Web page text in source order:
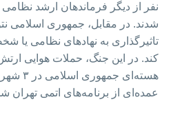
نفر از دیگر فرماندهان ارشد نظامی
شدند. در مقابل، جمهوری اسلامی
تاثیرگذاری به نهادهای نظامی یا
کند. در این جنگ، حملات هوایی
عمده‌ای از برنامه‌های اتمی تهران